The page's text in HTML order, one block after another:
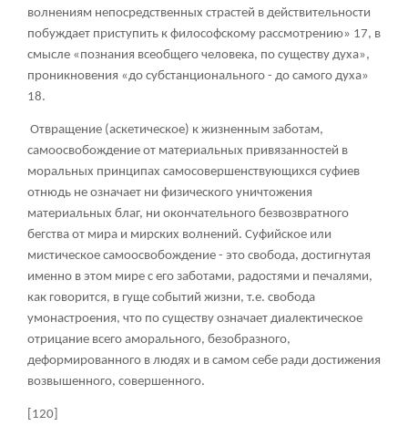
волнениям непосредственных страстей в действительности
побуждает приступить к философскому рассмотрению» 17, в
смысле «познания всеобщего человека, по существу духа»,
проникновения «до субстанционального - до самого духа»
18.
Отвращение (аскетическое) к жизненным заботам,
самоосвобождение от материальных привязанностей в
моральных принципах самосовершенствующихся суфиев
отнюдь не означает ни физического уничтожения
материальных благ, ни окончательного безвозвратного
бегства от мира и мирских волнений. Суфийское или
мистическое самоосвобождение - это свобода, достигнутая
именно в этом мире с его заботами, радостями и печалями,
как говорится, в гуще событий жизни, т.е. свобода
умонастроения, что по существу означает диалектическое
отрицание всего аморального, безобразного,
деформированного в людях и в самом себе ради достижения
возвышенного, совершенного.
[120]